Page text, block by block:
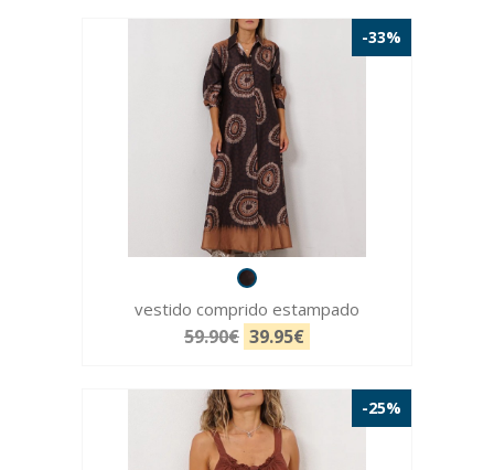
-33%
vestido comprido estampado
59.90€ 39.95€
-25%